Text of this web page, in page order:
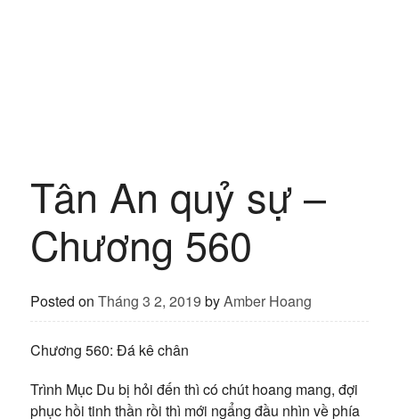
Tân An quỷ sự –
Chương 560
Posted on Tháng 3 2, 2019 byAmber Hoang
Chương 560: Đá kê chân
Trình Mục Du bị hỏi đến thì có chút hoang mang, đợi
phục hồi tinh thần rồi thì mới ngẩng đầu nhìn về phía